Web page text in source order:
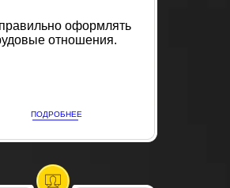
оформлять
отношения.
ПОДРОБНЕЕ